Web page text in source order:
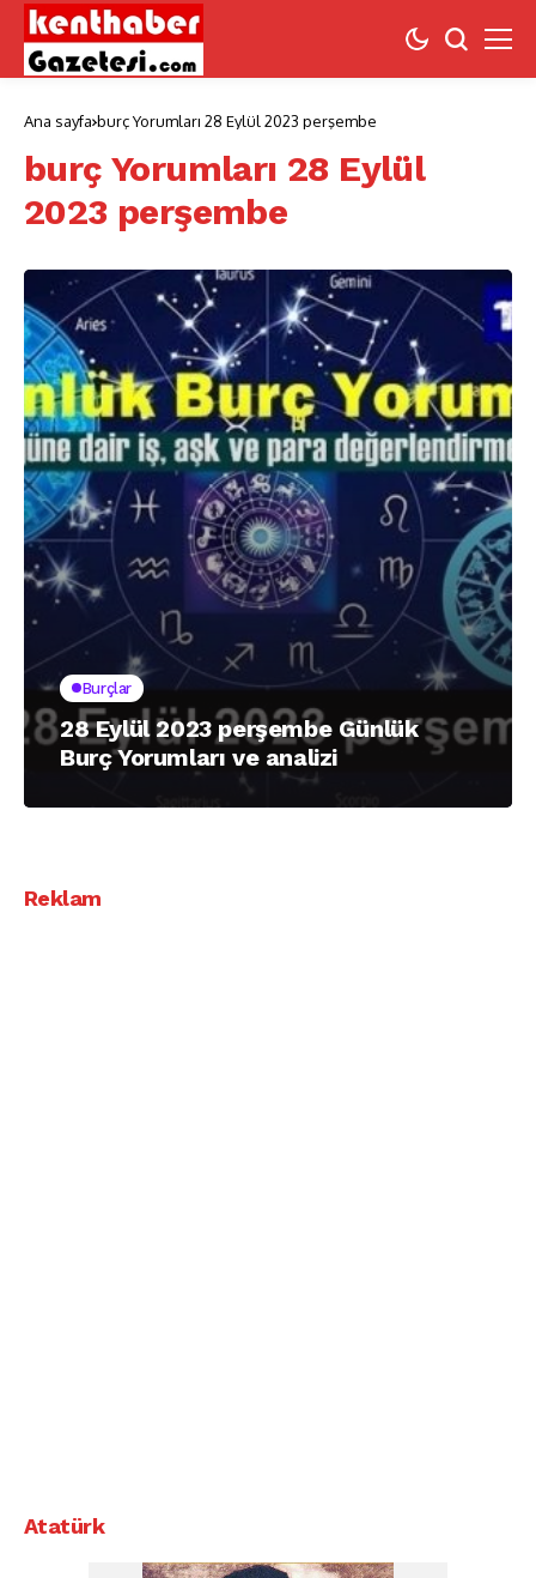
Ana sayfa burç Yorumları 28 Eylül 2023 perşembe
burç Yorumları 28 Eylül
2023 perşembe
Burçlar
28 Eylül 2023 perşembe Günlük
Burç Yorumları ve analizi
Reklam
Atatürk